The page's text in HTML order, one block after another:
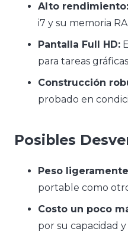
Alto rendimiento:
i7 y su memoria
Pantalla Full HD:
para tareas
Construcción
probado en
Posibles
Peso
portable como
Costo un poco
por su capacidad